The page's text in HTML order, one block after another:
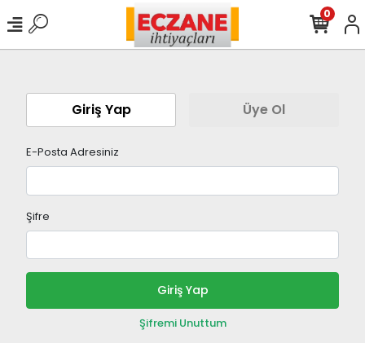
0
Giriş Yap Üye Ol
E-Posta Adresiniz
Şifre
Giriş Yap
Şifremi Unuttum